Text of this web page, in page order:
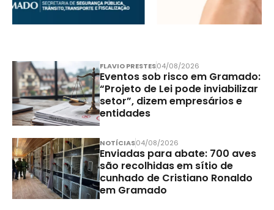
FLAVIO PRESTES04/08/2026
Eventos sob risco em Gramado:
“Projeto de Lei pode inviabilizar
setor”, dizem empresários e
entidades
NOTÍCIAS04/08/2026
Enviadas para abate: 700 aves
são recolhidas em sítio de
cunhado de Cristiano Ronaldo
em Gramado